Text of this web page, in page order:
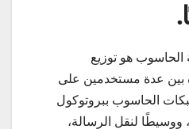
هو توزيع
بين عدة مستخدمين على
الحاسوب ببروتوكول
ووسيطًا لنقل الرسالة،